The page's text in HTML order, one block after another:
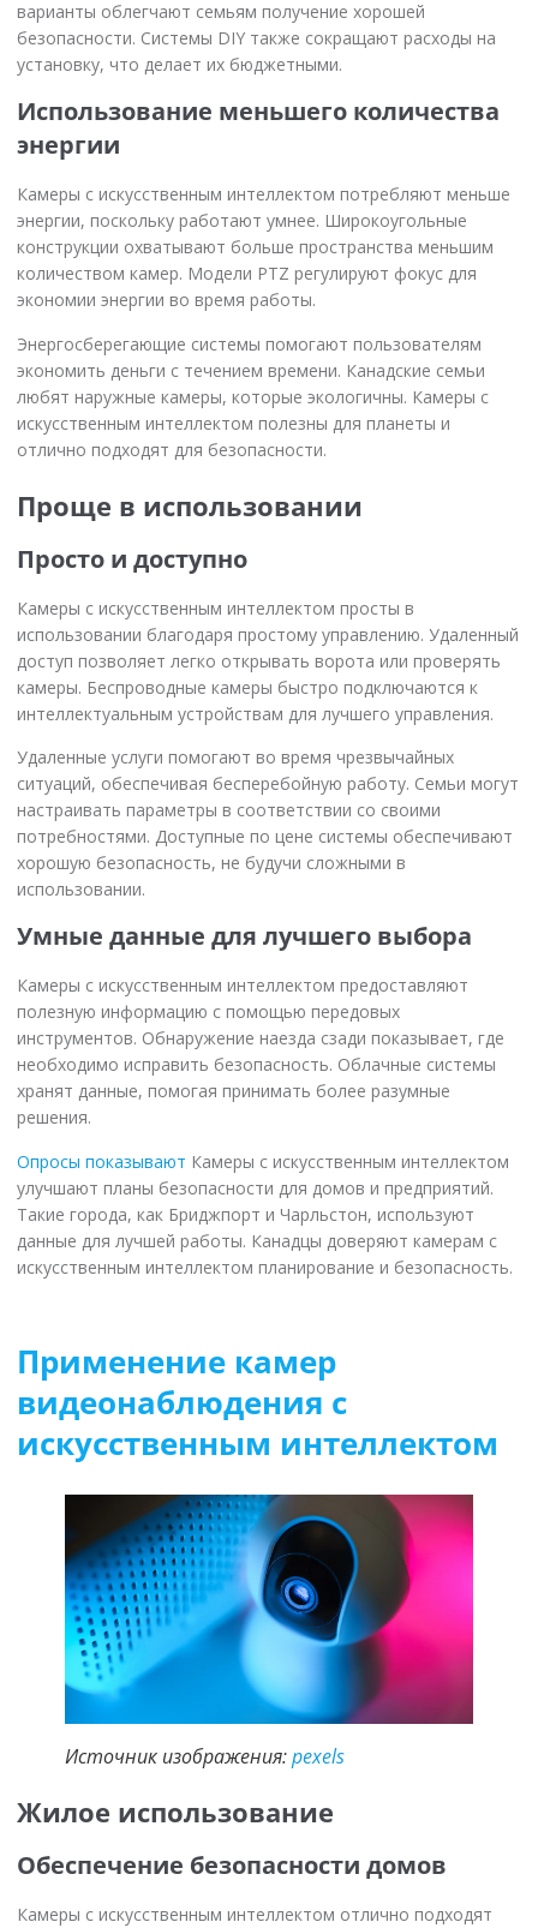
варианты облегчают семьям получение хорошей
безопасности. Системы DIY также сокращают расходы на
установку, что делает их бюджетными.
Использование меньшего количества
энергии
Камеры с искусственным интеллектом потребляют меньше
энергии, поскольку работают умнее. Широкоугольные
конструкции охватывают больше пространства меньшим
количеством камер. Модели PTZ регулируют фокус для
экономии энергии во время работы.
Энергосберегающие системы помогают пользователям
экономить деньги с течением времени. Канадские семьи
любят наружные камеры, которые экологичны. Камеры с
искусственным интеллектом полезны для планеты и
отлично подходят для безопасности.
Проще в использовании
Просто и доступно
Камеры с искусственным интеллектом просты в
использовании благодаря простому управлению. Удаленный
доступ позволяет легко открывать ворота или проверять
камеры. Беспроводные камеры быстро подключаются к
интеллектуальным устройствам для лучшего управления.
Удаленные услуги помогают во время чрезвычайных
ситуаций, обеспечивая бесперебойную работу. Семьи могут
настраивать параметры в соответствии со своими
потребностями. Доступные по цене системы обеспечивают
хорошую безопасность, не будучи сложными в
использовании.
Умные данные для лучшего выбора
Камеры с искусственным интеллектом предоставляют
полезную информацию с помощью передовых
инструментов. Обнаружение наезда сзади показывает, где
необходимо исправить безопасность. Облачные системы
хранят данные, помогая принимать более разумные
решения.
Опросы показывают Камеры с искусственным интеллектом
улучшают планы безопасности для домов и предприятий.
Такие города, как Бриджпорт и Чарльстон, используют
данные для лучшей работы. Канадцы доверяют камерам с
искусственным интеллектом планирование и безопасность.
Применение камер
видеонаблюдения с
искусственным интеллектом
Источник изображения:pexels
Жилое использование
Обеспечение безопасности домов
Камеры с искусственным интеллектом отлично подходят